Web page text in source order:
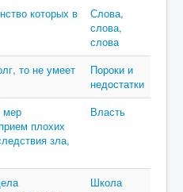
которых в
Слова,
слова,
слова
то не умеет
Пороки и
недостатки
мер
плохих
зла,
Власть
Школа